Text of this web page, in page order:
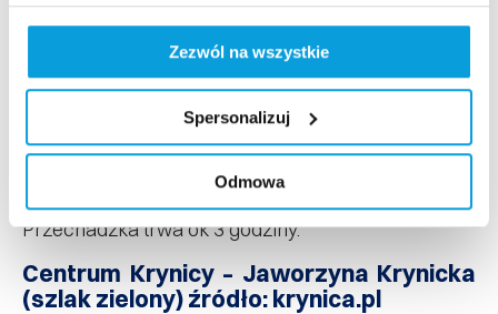
Zezwól na wszystkie
Spersonalizuj
Odmowa
Kierujemy się w stronę schroniska PTTK. Od
Schroniska wyruszamy drogą jezdną, którą
jedziemy ok. 10 min., do rozgałęzienia dróg na
zakręcie. Schodzimy nadal w dół , drogą
gospodarczą. Przechodzimy obok dolnej stacji
trasy nr 5 i dochodzimy do dolnej stacji kolejki
Przechadzka trwa ok 3 godziny.
Centrum Krynicy – Jaworzyna Krynicka
(szlak zielony) źródło: krynica.pl